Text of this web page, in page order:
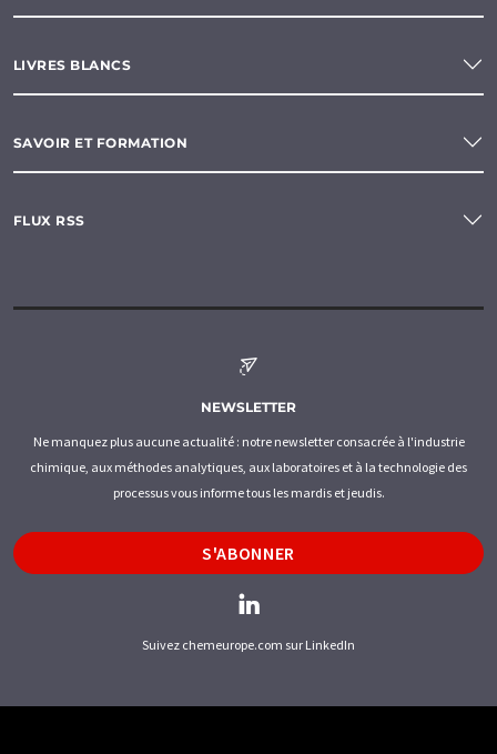
LIVRES BLANCS
SAVOIR ET FORMATION
FLUX RSS
NEWSLETTER
Ne manquez plus aucune actualité : notre newsletter consacrée à l'industrie
chimique, aux méthodes analytiques, aux laboratoires et à la technologie des
processus vous informe tous les mardis et jeudis.
S'ABONNER
Suivez chemeurope.com sur LinkedIn